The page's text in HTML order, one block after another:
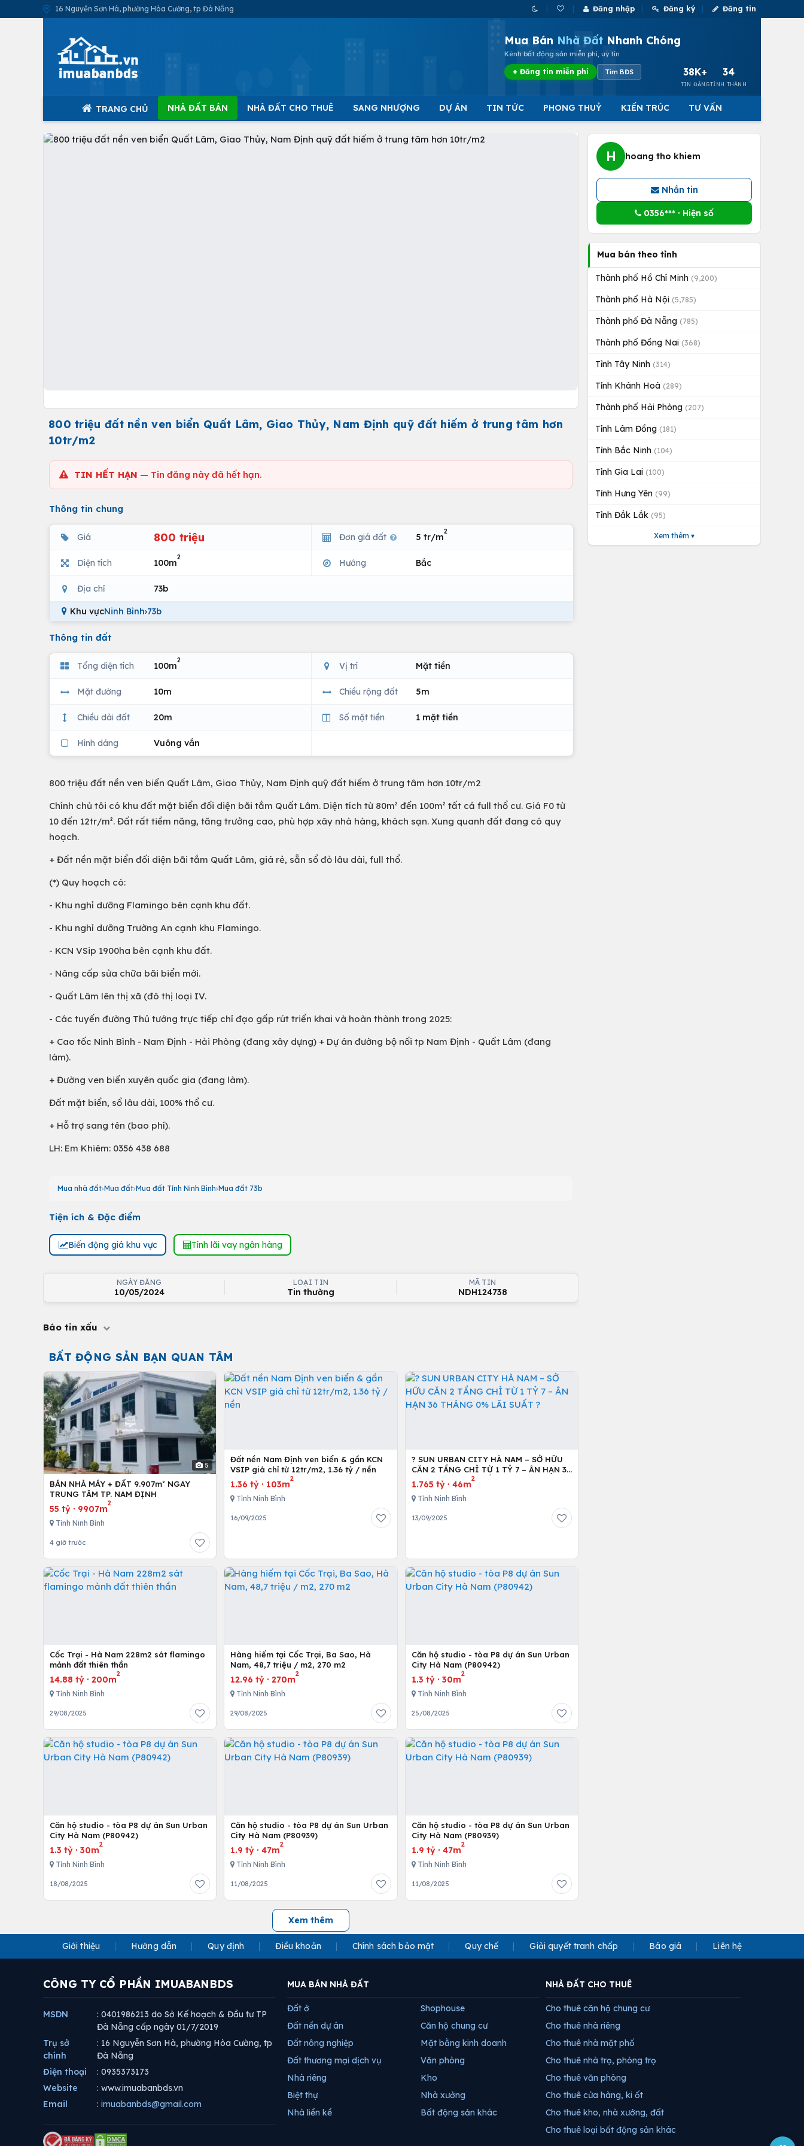
16 Nguyễn Sơn Hà, phường Hòa Cường, tp Đà Nẵng Đăng nhập Đăng ký Đăng tin
Mua Bán Nhà Đất Nhanh Chóng
Kênh bất động sản miễn phí, uy tín
+ Đăng tin miễn phí Tìm BĐS 38K+
TIN ĐĂNG
34
TỈNH THÀNH
TRANG CHỦ NHÀ ĐẤT BÁN NHÀ ĐẤT CHO THUÊ SANG NHƯỢNG DỰ ÁN TIN TỨC PHONG THUỶ KIẾN TRÚC TƯ VẤN
800 triệu đất nền ven biển Quất Lâm, Giao Thủy, Nam Định quỹ đất hiếm ở trung tâm hơn
10tr/m2
TIN HẾT HẠN — Tin đăng này đã hết hạn.
Thông tin chung
Giá 800 triệu Đơn giá đất 5 tr/m
2
Diện tích 100m
2
Hướng Bắc
Địa chỉ 73b
Khu vựcNinh Bình›73b
Thông tin đất
Tổng diện tích 100m
2
Vị trí Mặt tiền
Mặt đường 10m Chiều rộng đất 5m
Chiều dài đất 20m Số mặt tiền 1 mặt tiền
Hình dáng Vuông vắn
800 triệu đất nền ven biển Quất Lâm, Giao Thủy, Nam Định quỹ đất hiếm ở trung tâm hơn 10tr/m2
Chính chủ tôi có khu đất mặt biển đối diện bãi tắm Quất Lâm. Diện tích từ 80m² đến 100m² tất cả full thổ cư. Giá F0 từ
10 đến 12tr/m². Đất rất tiềm năng, tăng trưởng cao, phù hợp xây nhà hàng, khách sạn. Xung quanh đất đang có quy
hoạch.
+ Đất nền mặt biển đối diện bãi tắm Quất Lâm, giá rẻ, sẵn sổ đỏ lâu dài, full thổ.
(*) Quy hoạch có:
- Khu nghỉ dưỡng Flamingo bên cạnh khu đất.
- Khu nghỉ dưỡng Trường An cạnh khu Flamingo.
- KCN VSip 1900ha bên cạnh khu đất.
- Nâng cấp sửa chữa bãi biển mới.
- Quất Lâm lên thị xã (đô thị loại IV.
- Các tuyến đường Thủ tướng trực tiếp chỉ đạo gấp rút triển khai và hoàn thành trong 2025:
+ Cao tốc Ninh Bình - Nam Định - Hải Phòng (đang xây dựng) + Dự án đường bộ nối tp Nam Định - Quất Lâm (đang
làm).
+ Đường ven biển xuyên quốc gia (đang làm).
Đất mặt biển, sổ lâu dài, 100% thổ cư.
+ Hỗ trợ sang tên (bao phí).
LH: Em Khiêm: 0356 438 688
Mua nhà đất Mua đất Mua đất Tỉnh Ninh Bình Mua đất 73b
Tiện ích & Đặc điểm
Biến động giá khu vực Tính lãi vay ngân hàng
NGÀY ĐĂNG
10/05/2024
LOẠI TIN
Tin thường
MÃ TIN
NDH124738
Báo tin xấu
BẤT ĐỘNG SẢN BẠN QUAN TÂM
5
BÁN NHÀ MÁY + ĐẤT 9.907m² NGAY
TRUNG TÂM TP. NAM ĐỊNH
55 tỷ · 9907m
2
Tỉnh Ninh Bình
4 giờ trước
Đất nền Nam Định ven biển & gần KCN
VSIP giá chỉ từ 12tr/m2, 1.36 tỷ / nền
1.36 tỷ · 103m
2
Tỉnh Ninh Bình
16/09/2025
? SUN URBAN CITY HÀ NAM – SỞ HỮU
CĂN 2 TẦNG CHỈ TỪ 1 TỶ 7 – ÂN HẠN 36
THÁNG 0% LÃI SUẤT ?
1.765 tỷ· 46m
2
Tỉnh Ninh Bình
13/09/2025
Cốc Trại - Hà Nam 228m2 sát flamingo
mảnh đất thiên thần
14.88 tỷ · 200m
2
Tỉnh Ninh Bình
29/08/2025
Hàng hiếm tại Cốc Trại, Ba Sao, Hà
Nam, 48,7 triệu / m2, 270 m2
12.96 tỷ ·270m
2
Tỉnh Ninh Bình
29/08/2025
Căn hộ studio - tòa P8 dự án Sun Urban
City Hà Nam (P80942)
1.3 tỷ· 30m
2
Tỉnh Ninh Bình
25/08/2025
Căn hộ studio - tòa P8 dự án Sun Urban
City Hà Nam (P80942)
1.3 tỷ · 30m
2
Tỉnh Ninh Bình
18/08/2025
Căn hộ studio - tòa P8 dự án Sun Urban
City Hà Nam (P80939)
1.9 tỷ ·47m
2
Tỉnh Ninh Bình
11/08/2025
Căn hộ studio - tòa P8 dự án Sun Urban
City Hà Nam (P80939)
1.9 tỷ· 47m
2
Tỉnh Ninh Bình
11/08/2025
Xem thêm
H hoang tho khiem
Nhắn tin
0356*** · Hiện số
Mua bán theo tỉnh
Thành phố Hồ Chí Minh (9,200)
Thành phố Hà Nội (5,785)
Thành phố Đà Nẵng (785)
Thành phố Đồng Nai (368)
Tỉnh Tây Ninh (314)
Tỉnh Khánh Hoà (289)
Thành phố Hải Phòng (207)
Tỉnh Lâm Đồng (181)
Tỉnh Bắc Ninh (104)
Tỉnh Gia Lai (100)
Tỉnh Hưng Yên (99)
Tỉnh Đắk Lắk (95)
Xem thêm ▾
Giới thiệu Hướng dẫn Quy định Điều khoản Chính sách bảo mật Quy chế Giải quyết tranh chấp Báo giá Liên hệ
CÔNG TY CỔ PHẦN IMUABANBDS
MSDN
: 0401986213 do Sở Kế hoạch & Đầu tư TP
Đà Nẵng cấp ngày 01/7/2019
Trụ sở
chính
: 16 Nguyễn Sơn Hà, phường Hòa Cường, tp
Đà Nẵng
Điện thoại
: 0935373173
Website
: www.imuabanbds.vn
Email
: imuabanbds@gmail.com
MUA BÁN NHÀ ĐẤT
Đất ở
Đất nền dự án
Đất nông nghiệp
Đất thương mại dịch vụ
Nhà riêng
Biệt thự
Nhà liền kề
Shophouse
Căn hộ chung cư
Mặt bằng kinh doanh
Văn phòng
Kho
Nhà xưởng
Bất động sản khác
NHÀ ĐẤT CHO THUÊ
Cho thuê căn hộ chung cư
Cho thuê nhà riêng
Cho thuê nhà mặt phố
Cho thuê nhà trọ, phòng trọ
Cho thuê văn phòng
Cho thuê cửa hàng, ki ốt
Cho thuê kho, nhà xưởng, đất
Cho thuê loại bất động sản khác